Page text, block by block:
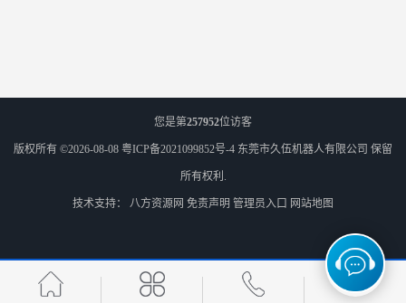
您是第257952位访客
版权所有 ©2026-08-08 粤ICP备2021099852号-4 东莞市久伍机器人有限公司 保留
所有权利.
技术支持： 八方资源网 免责声明 管理员入口 网站地图